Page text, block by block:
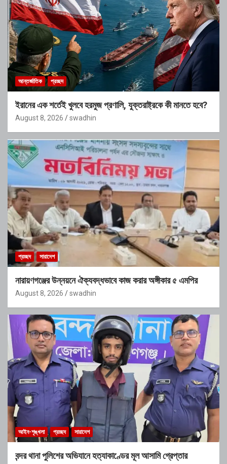
আন্তর্জাতিক প্রচ্ছদ
ইরানের এক শর্তেই খুলবে হরমুজ প্রণালি, যুক্তরাষ্ট্রকে কী মানতে হবে?
August 8, 2026 swadhin
প্রচ্ছদ সারাদেশ
নারায়ণগঞ্জের উন্নয়নে ঐক্যবদ্ধভাবে কাজ করার অঙ্গীকার ৫ এমপির
August 8, 2026 swadhin
আইন-শৃঙ্খলা প্রচ্ছদ সারাদেশ
বন্দর থানা পুলিশের অভিযানে হত্যাকাণ্ডের মূল আসামি গ্রেপ্তার